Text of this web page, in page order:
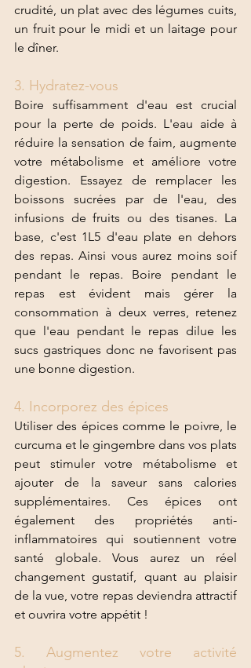
crudité, un plat avec des légumes cuits,
un fruit pour le midi et un laitage pour
le dîner.
3. Hydratez-vous
Boire suffisamment d'eau est crucial
pour la perte de poids. L'eau aide à
réduire la sensation de faim, augmente
votre métabolisme et améliore votre
digestion. Essayez de remplacer les
boissons sucrées par de l'eau, des
infusions de fruits ou des tisanes. La
base, c'est 1L5 d'eau plate en dehors
des repas. Ainsi vous aurez moins soif
pendant le repas. Boire pendant le
repas est évident mais gérer la
consommation à deux verres, retenez
que l'eau pendant le repas dilue les
sucs gastriques donc ne favorisent pas
une bonne digestion.
4. Incorporez des épices
Utiliser des épices comme le poivre, le
curcuma et le gingembre dans vos plats
peut stimuler votre métabolisme et
ajouter de la saveur sans calories
supplémentaires. Ces épices ont
également des propriétés anti-
inflammatoires qui soutiennent votre
santé globale. Vous aurez un réel
changement gustatif, quant au plaisir
de la vue, votre repas deviendra attractif
et ouvrira votre appétit !
5. Augmentez votre activité